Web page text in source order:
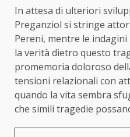
In attesa di ulteriori
Preganziol si stringe
Pereni, mentre le
la verità dietro questo
promemoria doloroso
tensioni relazionali con
quando la vita sembra
che simili tragedie